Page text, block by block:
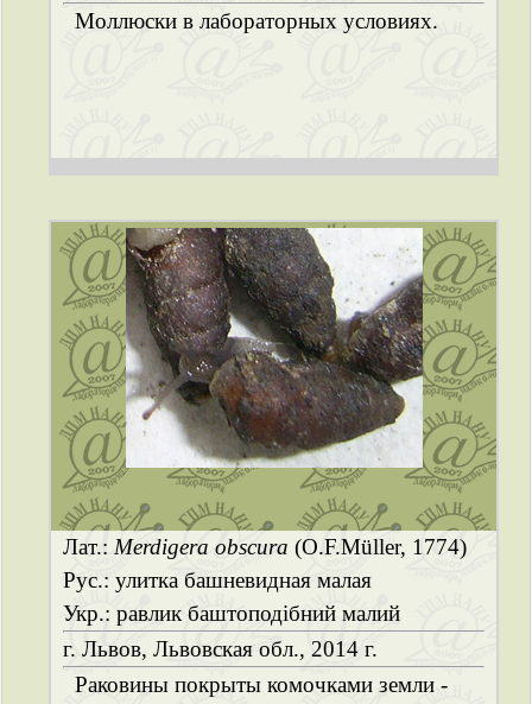
Моллюски в лабораторных условиях.
Лат.: Merdigera obscura (O.F.Müller, 1774)
Рус.: улитка башневидная малая
Укр.: равлик баштоподібний малий
г. Львов, Львовская обл., 2014 г.
Раковины покрыты комочками земли -